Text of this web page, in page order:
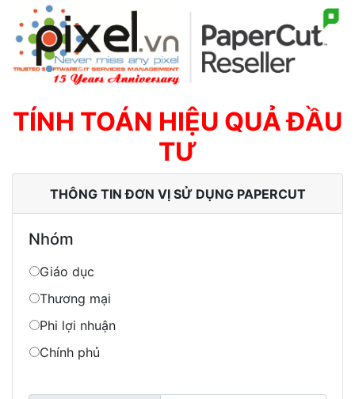
TÍNH TOÁN HIỆU QUẢ ĐẦU
TƯ
THÔNG TIN ĐƠN VỊ SỬ DỤNG PAPERCUT
Nhóm
Giáo dục
Thương mại
Phi lợi nhuận
Chính phủ